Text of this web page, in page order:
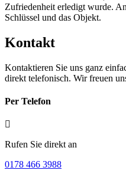
Zufriedenheit erledigt wurde.
Schlüssel und das Objekt.
Kontakt
Kontaktieren Sie uns ganz
direkt telefonisch. Wir freuen
Per Telefon
Rufen Sie direkt an
0178 466 3988